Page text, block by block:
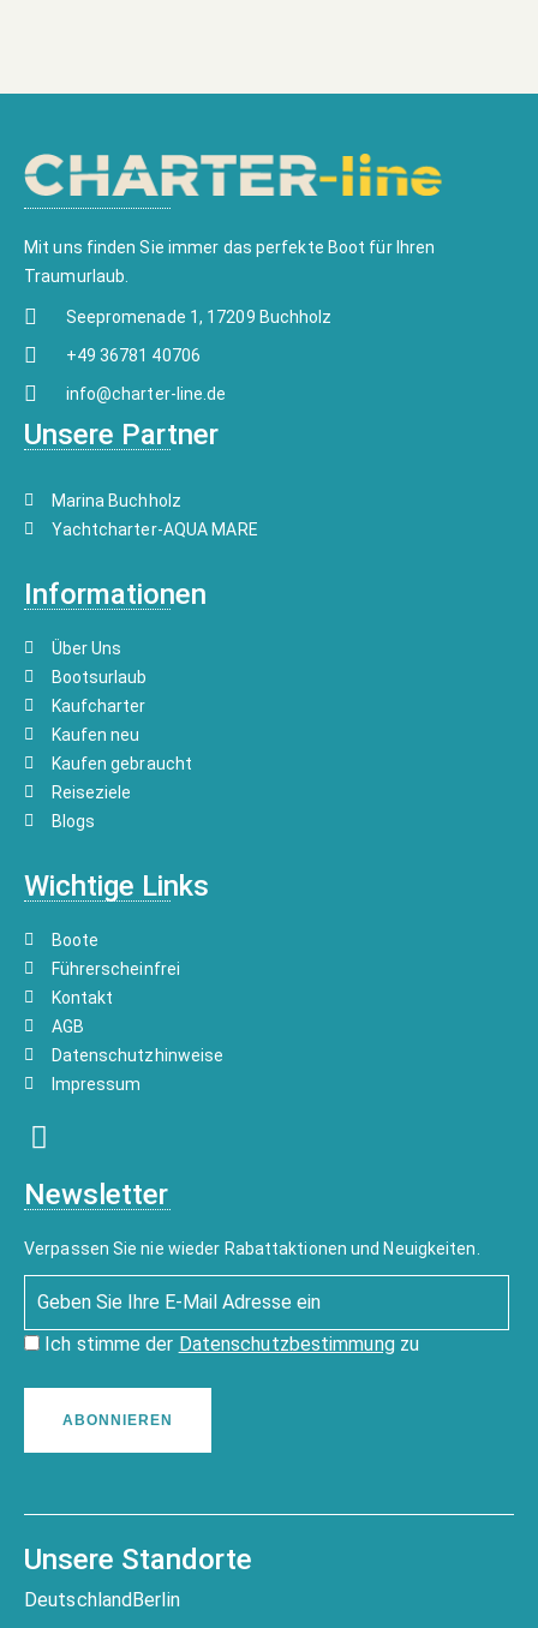
Mit uns finden Sie immer das perfekte Boot für Ihren
Traumurlaub.
Seepromenade 1, 17209 Buchholz
+49 36781 40706
info@charter-line.de
Unsere Partner
Marina Buchholz
Yachtcharter-AQUA MARE
Informationen
Über Uns
Bootsurlaub
Kaufcharter
Kaufen neu
Kaufen gebraucht
Reiseziele
Blogs
Wichtige Links
Boote
Führerscheinfrei
Kontakt
AGB
Datenschutzhinweise
Impressum
Newsletter
Verpassen Sie nie wieder Rabattaktionen und Neuigkeiten.
Ich stimme der Datenschutzbestimmungzu
ABONNIEREN
Unsere Standorte
DeutschlandBerlin